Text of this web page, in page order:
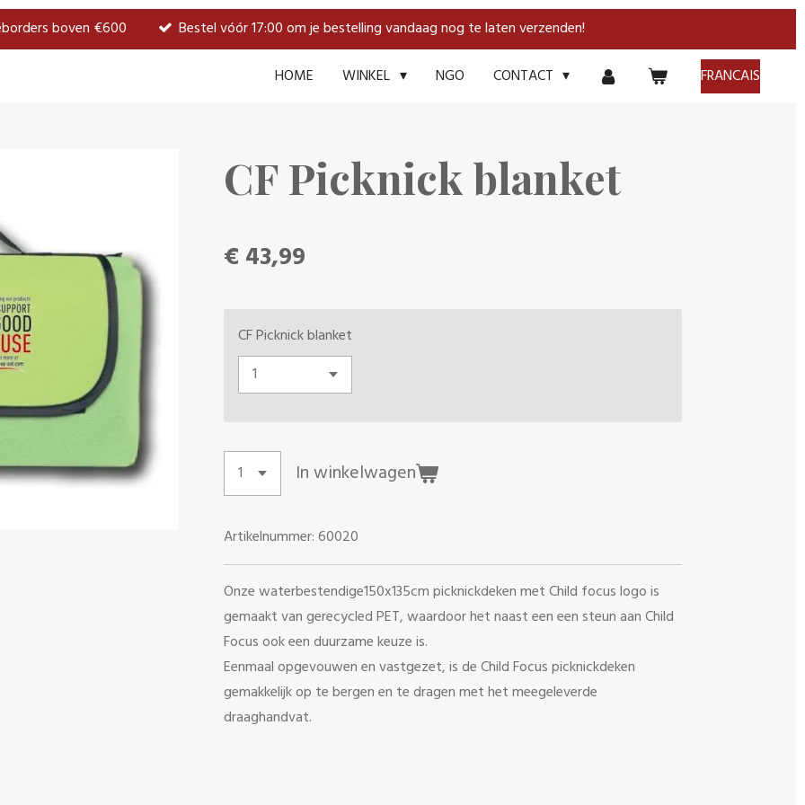
boven €600 Bestel vóór 17:00 om je bestelling vandaag nog te laten verzenden!
HOME WINKEL NGO CONTACT FRANCAIS
CF Picknick blanket
€ 43,99
CF Picknick blanket
In winkelwagen
Artikelnummer:60020
Onze waterbestendige150x135cm picknickdeken met Child focus logo is
gemaakt van gerecycled PET, waardoor het naast een een steun aan Child
Focus ook een duurzame keuze is.
Eenmaal opgevouwen en vastgezet, is de Child Focus picknickdeken
gemakkelijk op te bergen en te dragen met het meegeleverde
draaghandvat.